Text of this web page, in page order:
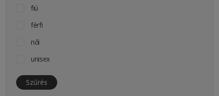
fiú
férfi
női
unisex
Szűrés